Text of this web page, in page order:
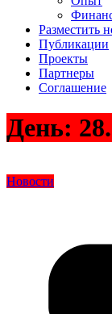
Разместить
Публикации
Проекты
Партнеры
Соглашение
День:
Новости